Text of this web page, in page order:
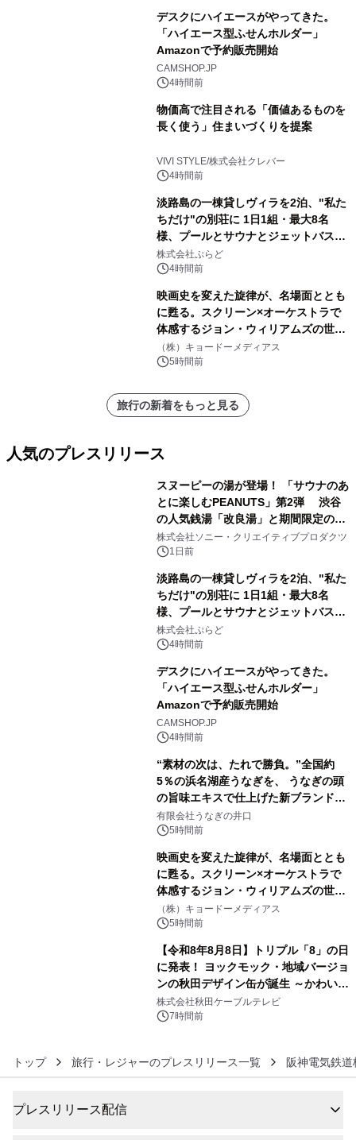
デスクにハイエースがやってきた。
「ハイエース型ふせんホルダー」
Amazonで予約販売開始
CAMSHOP.JP
4時間前
物価高で注目される「価値あるものを
長く使う」住まいづくりを提案
VIVI STYLE/株式会社クレバー
4時間前
淡路島の一棟貸しヴィラを2泊、"私た
ちだけ"の別荘に 1日1組・最大8名
様、プールとサウナとジェットバス付
きで Villa Mon Temps AWAJIの連泊
素泊りプラン
株式会社ぷらど
4時間前
映画史を変えた旋律が、名場面ととも
に甦る。スクリーン×オーケストラで
体感するジョン・ウィリアムズの世
界。ジョン・ウィリアムズ：シネマ・
スペクタキュラー・コンサート 開催決
（株）キョードーメディアス
5時間前
旅行の新着をもっと見る
人気のプレスリリース
スヌーピーの湯が登場！ 「サウナのあ
とに楽しむPEANUTS」第2弾 渋谷
の人気銭湯「改良湯」と期間限定のコ
ラボレーション サウナイキタイコラ
ボグッズも発売決定！
株式会社ソニー・クリエイティブプロダクツ
1日前
淡路島の一棟貸しヴィラを2泊、"私た
ちだけ"の別荘に 1日1組・最大8名
様、プールとサウナとジェットバス付
きで Villa Mon Temps AWAJIの連泊
素泊りプラン
株式会社ぷらど
4時間前
デスクにハイエースがやってきた。
「ハイエース型ふせんホルダー」
Amazonで予約販売開始
CAMSHOP.JP
4時間前
“素材の次は、たれで勝負。”全国約
5％の浜名湖産うなぎを、 うなぎの頭
の旨味エキスで仕上げた新ブランド
「井口の誉」誕生
有限会社うなぎの井口
5時間前
映画史を変えた旋律が、名場面ととも
に甦る。スクリーン×オーケストラで
体感するジョン・ウィリアムズの世
界。ジョン・ウィリアムズ：シネマ・
スペクタキュラー・コンサート 開催決
定！
（株）キョードーメディアス
5時間前
【令和8年8月8日】トリプル「8」の日
に発表！ ヨックモック・地域バージョ
ンの秋田デザイン缶が誕生 ～かわいい
秋田犬の子犬と秋田の四季と名所を巡
るパッケージ～ 9月1日(火)秋田県内で
株式会社秋田ケーブルテレビ
7時間前
トップ 旅行・レジャーのプレスリリース一覧 阪神電気鉄
プレスリリース配信